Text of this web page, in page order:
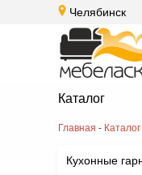
Челябинск
Каталог
Главная - Каталог
Кухонные